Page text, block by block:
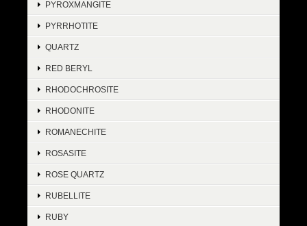
PYROXMANGITE
PYRRHOTITE
QUARTZ
RED BERYL
RHODOCHROSITE
RHODONITE
ROMANECHITE
ROSASITE
ROSE QUARTZ
RUBELLITE
RUBY